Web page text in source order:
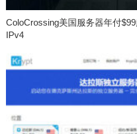
ColoCrossing美国服务器年付
IPv4